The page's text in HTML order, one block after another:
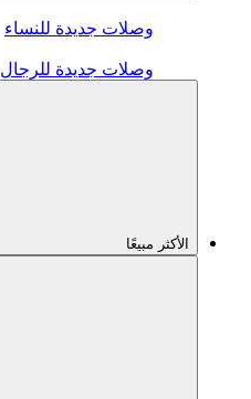
وصلات جديدة للنساء
وصلات جديدة للرجال
الأكثر مبيعًا